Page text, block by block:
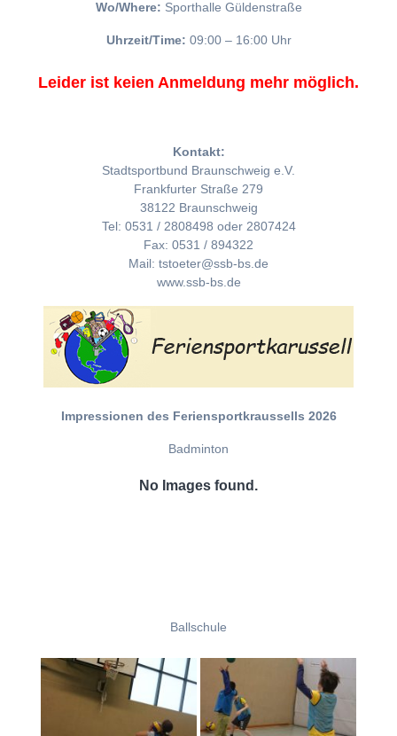
Wo/Where: Sporthalle Güldenstraße
Uhrzeit/Time: 09:00 – 16:00 Uhr
Leider ist keien Anmeldung mehr möglich.
Kontakt:
Stadtsportbund Braunschweig e.V.
Frankfurter Straße 279
38122 Braunschweig
Tel: 0531 / 2808498 oder 2807424
Fax: 0531 / 894322
Mail: tstoeter@ssb-bs.de
www.ssb-bs.de
Impressionen des Feriensportkraussells 2026
Badminton
No Images found.
Ballschule